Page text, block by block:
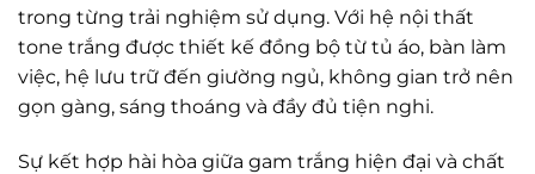
trong từng trải nghiệm sử dụng. Với hệ nội thất
tone trắng được thiết kế đồng bộ từ tủ áo, bàn làm
việc, hệ lưu trữ đến giường ngủ, không gian trở nên
gọn gàng, sáng thoáng và đầy đủ tiện nghi.
Sự kết hợp hài hòa giữa gam trắng hiện đại và chất